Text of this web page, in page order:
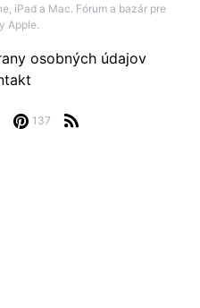
iPad a Mac. Fórum a bazár pre
Apple.
137
osobných údajov